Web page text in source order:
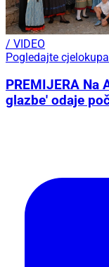
/ VIDEO
Pogledajte
PREMIJERA Na
glazbe' odaje